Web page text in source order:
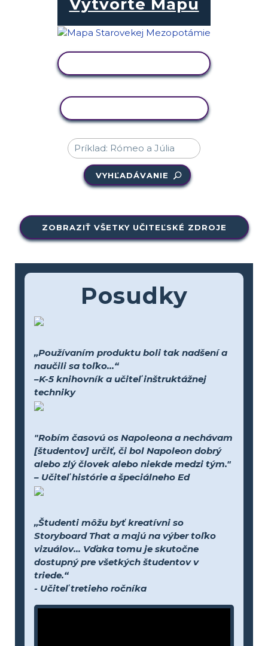
Vytvorte Mapu
VYHĽADÁVANIE
ZOBRAZIŤ VŠETKY UČITEĽSKÉ ZDROJE
Posudky
„Používaním produktu boli tak nadšení a
naučili sa toľko...“
–K-5 knihovník a učiteľ inštruktážnej
techniky
"Robím časovú os Napoleona a nechávam
[študentov] určiť, či bol Napoleon dobrý
alebo zlý človek alebo niekde medzi tým."
– Učiteľ histórie a špeciálneho Ed
„Študenti môžu byť kreatívni so
Storyboard That a majú na výber toľko
vizuálov... Vďaka tomu je skutočne
dostupný pre všetkých študentov v
triede.“
- Učiteľ tretieho ročníka